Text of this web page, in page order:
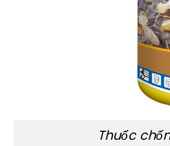
Thuốc